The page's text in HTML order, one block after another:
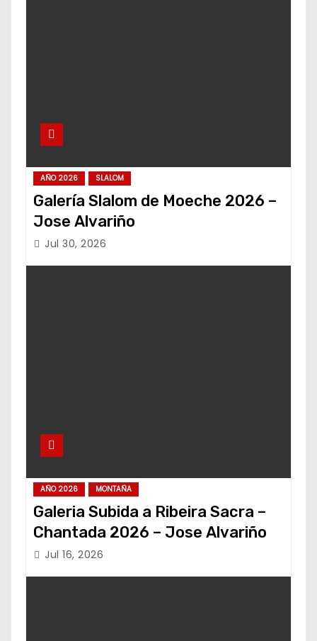
AÑO 2026 SLALOM
Galería Slalom de Moeche 2026 –
Jose Alvariño
Jul 30, 2026
AÑO 2026 MONTAÑA
Galeria Subida a Ribeira Sacra –
Chantada 2026 – Jose Alvariño
Jul 16, 2026